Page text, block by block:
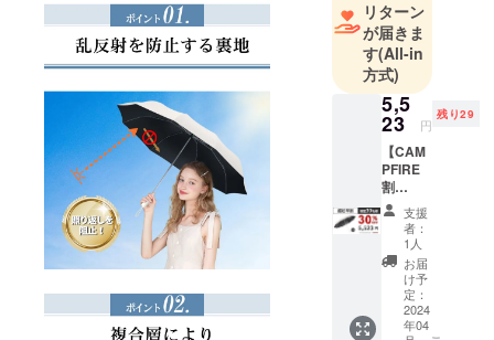
ることに特
化していま
す。ブラン
ドの海外展
開前に市場
認知の構
築、製品の
市場への導
入、マーケ
ティング戦
略の計画、
適切なKOLの
選定による
リターン
が届きま
す(All-in
方式)
5,5
23 円
残り29
【CAM
PFIRE
割
30%OF
F】 価
格：
5,523円
（税
込） 一
般予定
販売価
支援
者：
1人
お届
け予
定：
2024
年04